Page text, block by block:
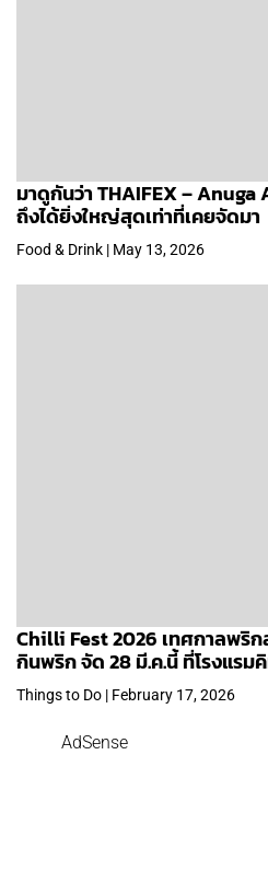
มาดูกันว่า THAIFEX – Anuga
ถึงได้ยิ่งใหญ่สุดเท่าที่เคยจัดมา
Food & Drink | May 13, 2026
Chilli Fest 2026 เทศกาลพริ
กินพริก จัด 28 มี.ค.นี้ ที่โรงแร
Things to Do | February 17, 2026
AdSense